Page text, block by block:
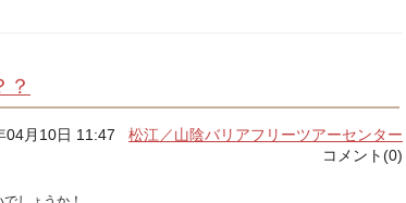
？
04月10日 11:47松江／山陰バリアフリーツアーセンター
コメント(0)